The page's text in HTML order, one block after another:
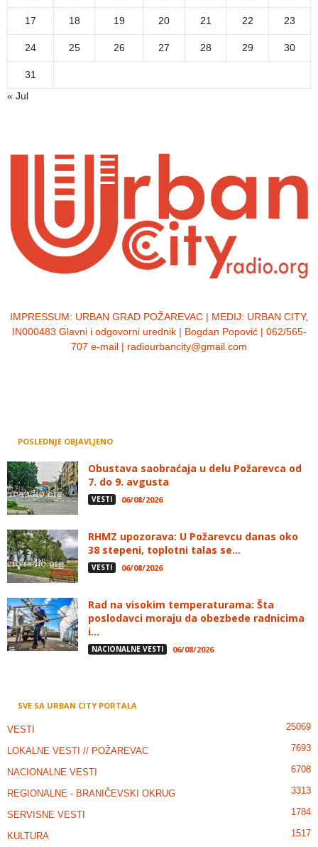
17 18 19 20 21 22 23
24 25 26 27 28 29 30
31
« Jul
IMPRESSUM: URBAN GRAD POŽAREVAC | MEDIJ: URBAN CITY,
IN000483 Glavni i odgovorni urednik | Bogdan Popović | 062/565-
707 e-mail | radiourbancity@gmail.com
POSLEDNJE OBJAVLJENO
Obustava saobraćaja u delu Požarevca od
7. do 9. avgusta
VESTI 06/08/2026
RHMZ upozorava: U Požarevcu danas oko
38 stepeni, toplotni talas se...
VESTI 06/08/2026
Rad na visokim temperaturama: Šta
poslodavci moraju da obezbede radnicima
i...
NACIONALNE VESTI 06/08/2026
SVE SA URBAN CITY PORTALA
VESTI 25069
LOKALNE VESTI // POŽAREVAC 7693
NACIONALNE VESTI 6708
REGIONALNE - BRANIČEVSKI OKRUG 3313
SERVISNE VESTI 1784
KULTURA 1517